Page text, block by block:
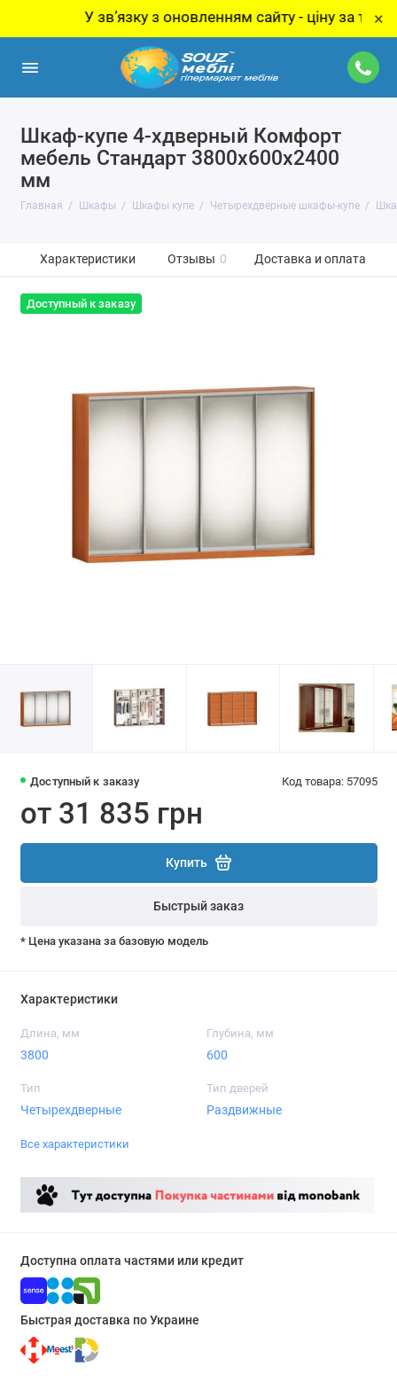
У звʼязку з оновленням сайту - ціну за товар ×
Шкаф-купе 4-хдверный Комфорт
мебель Стандарт 3800х600х2400
мм
Главная Шкафы Шкафы купе Четырехдверные шкафы-купе
Характеристики Отзывы 0 Доставка и оплата
Доступный к заказу
Доступный к заказу Код товара: 57095
от 31 835 грн
Купить
Быстрый заказ
* Цена указана за базовую модель
Характеристики
Длина, мм
3800
Глубина, мм
600
Тип
Четырехдверные
Тип дверей
Раздвижные
Все характеристики
Доступна оплата частями или кредит
Быстрая доставка по Украине